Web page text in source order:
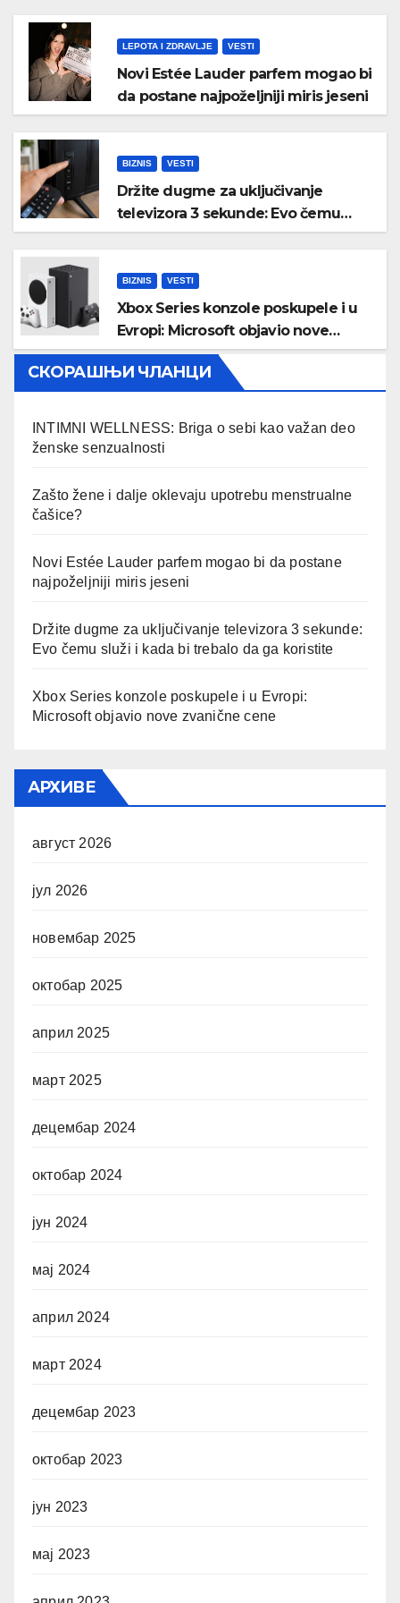
LEPOTA I ZDRAVLJE VESTI
Novi Estée Lauder parfem mogao bi
da postane najpoželjniji miris jeseni
BIZNIS VESTI
Držite dugme za uključivanje
televizora 3 sekunde: Evo čemu
služi i kada bi trebalo da ga koristite
BIZNIS VESTI
Xbox Series konzole poskupele i u
Evropi: Microsoft objavio nove
zvanične cene
СКОРАШЊИ ЧЛАНЦИ
INTIMNI WELLNESS: Briga o sebi kao važan deo
ženske senzualnosti
Zašto žene i dalje oklevaju upotrebu menstrualne
čašice?
Novi Estée Lauder parfem mogao bi da postane
najpoželjniji miris jeseni
Držite dugme za uključivanje televizora 3 sekunde:
Evo čemu služi i kada bi trebalo da ga koristite
Xbox Series konzole poskupele i u Evropi:
Microsoft objavio nove zvanične cene
АРХИВЕ
август 2026
јул 2026
новембар 2025
октобар 2025
април 2025
март 2025
децембар 2024
октобар 2024
јун 2024
мај 2024
април 2024
март 2024
децембар 2023
октобар 2023
јун 2023
мај 2023